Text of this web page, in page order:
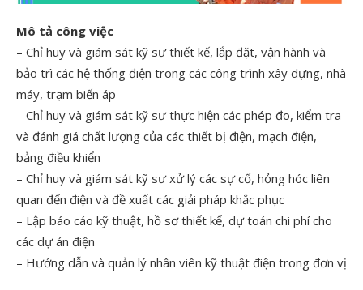
Mô tả công việc
– Chỉ huy và giám sát kỹ sư thiết kế, lắp đặt, vận hành và
bảo trì các hệ thống điện trong các công trình xây dựng, nhà
máy, trạm biến áp
– Chỉ huy và giám sát kỹ sư thực hiện các phép đo, kiểm tra
và đánh giá chất lượng của các thiết bị điện, mạch điện,
bảng điều khiển
– Chỉ huy và giám sát kỹ sư xử lý các sự cố, hỏng hóc liên
quan đến điện và đề xuất các giải pháp khắc phục
– Lập báo cáo kỹ thuật, hồ sơ thiết kế, dự toán chi phí cho
các dự án điện
– Hướng dẫn và quản lý nhân viên kỹ thuật điện trong đơn vị